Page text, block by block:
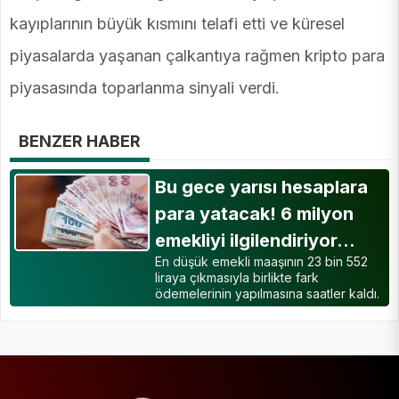
kayıplarının büyük kısmını telafi etti ve küresel
piyasalarda yaşanan çalkantıya rağmen kripto para
piyasasında toparlanma sinyali verdi.
BENZER HABER
Bu gece yarısı hesaplara
para yatacak! 6 milyon
emekliyi ilgilendiriyor…
En düşük emekli maaşının 23 bin 552
liraya çıkmasıyla birlikte fark
ödemelerinin yapılmasına saatler kaldı.